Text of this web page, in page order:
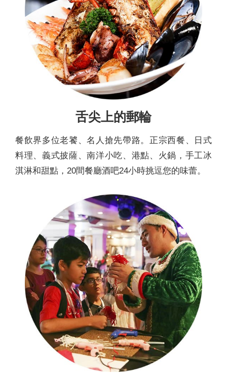
舌尖上的郵輪
餐飲界多位老饕、名人搶先帶路。正宗西餐、日式
料理、義式披薩、南洋小吃、港點、火鍋，手工冰
淇淋和甜點，20間餐廳酒吧24小時挑逗您的味蕾。